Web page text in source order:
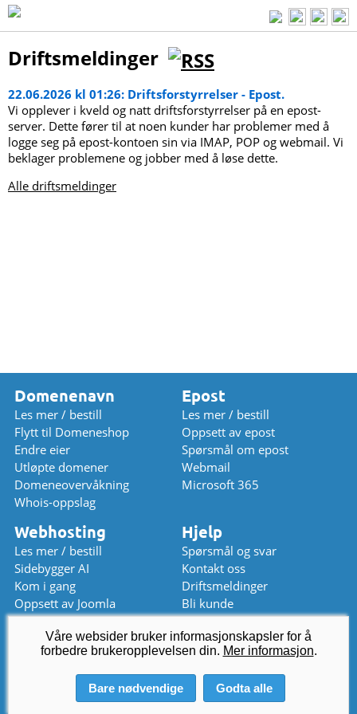
Driftsmeldinger
22.06.2026 kl 01:26: Driftsforstyrrelser - Epost.
Vi opplever i kveld og natt driftsforstyrrelser på en epost-
server. Dette fører til at noen kunder har problemer med å
logge seg på epost-kontoen sin via IMAP, POP og webmail. Vi
beklager problemene og jobber med å løse dette.
Alle driftsmeldinger
Domenenavn
Les mer / bestill
Flytt til Domeneshop
Endre eier
Utløpte domener
Domeneovervåkning
Whois-oppslag
Epost
Les mer / bestill
Oppsett av epost
Spørsmål om epost
Webmail
Microsoft 365
Webhosting
Les mer / bestill
Sidebygger AI
Kom i gang
Oppsett av Joomla
Oppsett av WordPress
Hjelp
Spørsmål og svar
Kontakt oss
Driftsmeldinger
Bli kunde
Prisliste
Chat (stengt) kundeservice@domeneshop.no
03333 (stengt)
© 2026 Domeneshop AS ·Om oss·
Våre websider bruker informasjonskapsler for å
forbedre brukeropplevelsen din. Mer informasjon.
Bare nødvendige Godta alle